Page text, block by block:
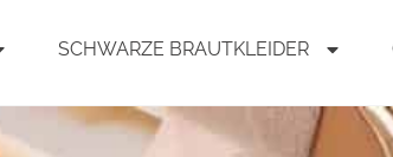
SCHWARZE BRAUTKLEIDER